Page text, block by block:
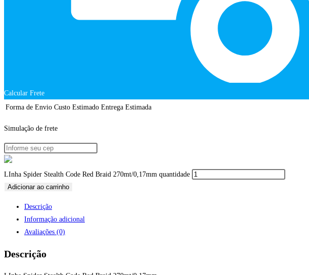
Calcular Frete
Forma de Envio Custo Estimado Entrega Estimada
Simulação de frete
LInha Spider Stealth Code Red Braid 270mt/0,17mm quantidade
Adicionar ao carrinho
Descrição
Informação adicional
Avaliações (0)
Descrição